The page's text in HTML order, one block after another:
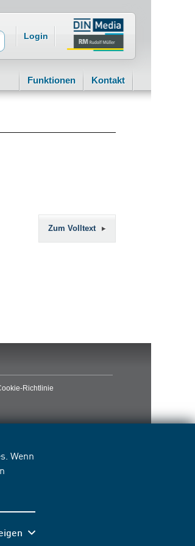
Wenn
Login
Funktionen Kontakt
Zum Volltext
Richtlinie